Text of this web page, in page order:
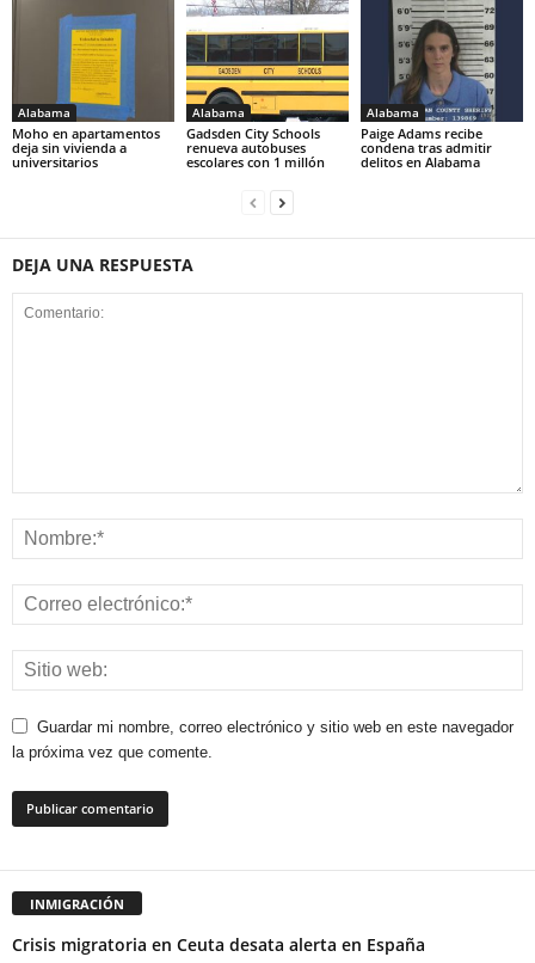
Alabama
Moho en apartamentos
deja sin vivienda a
universitarios
Alabama
Gadsden City Schools
renueva autobuses
escolares con 1 millón
Alabama
Paige Adams recibe
condena tras admitir
delitos en Alabama
DEJA UNA RESPUESTA
Guardar mi nombre, correo electrónico y sitio web en este navegador
la próxima vez que comente.
INMIGRACIÓN
Crisis migratoria en Ceuta desata alerta en España